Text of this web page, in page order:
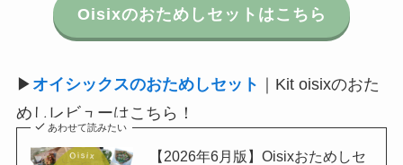
Oisixのおためしセットはこちら
▶ オイシックスのおためしセット ｜Kit oisixのおた
めしレビューはこちら！
あわせて読みたい
【2026年6月版】Oisixおためしセ